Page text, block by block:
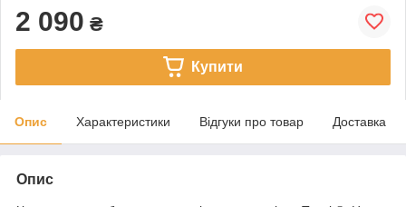
2 090 ₴
Купити
Опис Характеристики Відгуки про товар Доставка
Опис